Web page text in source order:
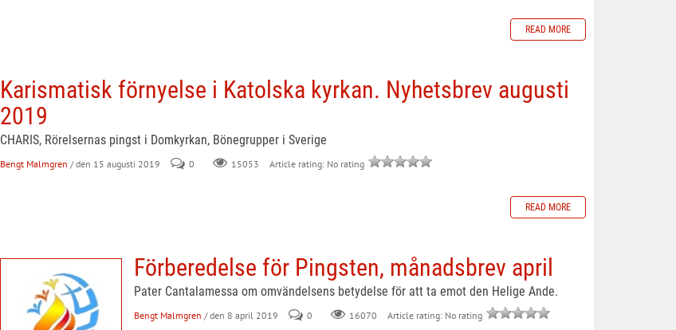
READ MORE
Karismatisk förnyelse i Katolska kyrkan. Nyhetsbrev augusti
2019
CHARIS, Rörelsernas pingst i Domkyrkan, Bönegrupper i Sverige
Bengt Malmgren / den 15 augusti 2019 0 15053 Article rating: No rating
READ MORE
Förberedelse för Pingsten, månadsbrev april
Pater Cantalamessa om omvändelsens betydelse för att ta emot den Helige Ande.
Bengt Malmgren / den 8 april 2019 0 16070 Article rating: No rating